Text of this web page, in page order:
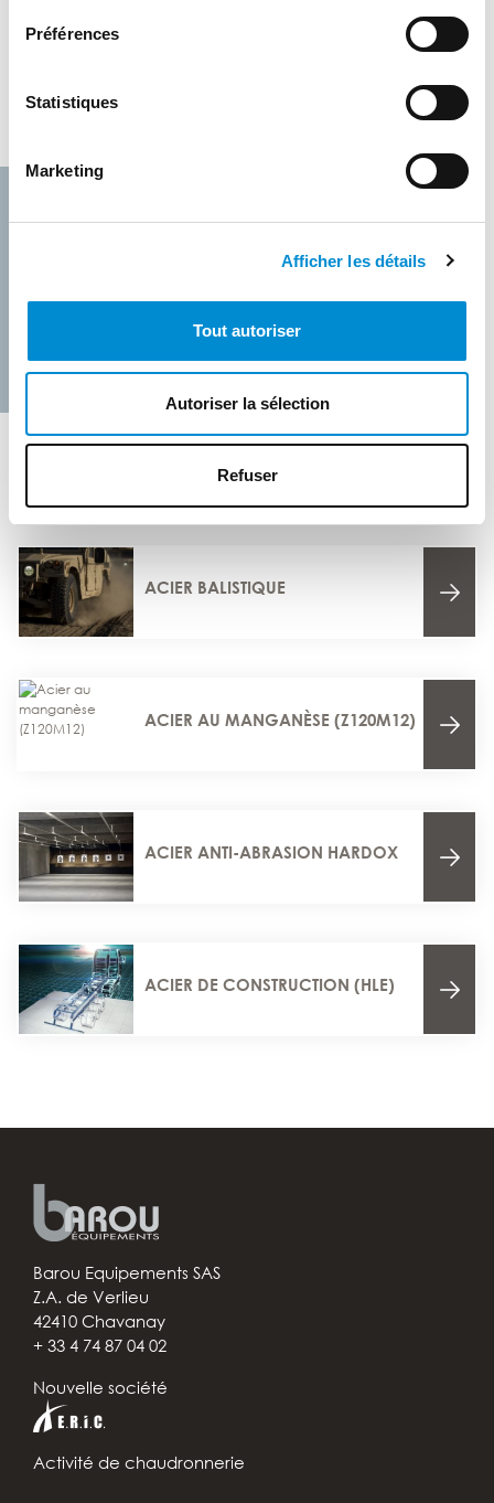
Préférences
Statistiques
Marketing
Afficher les détails
Tout autoriser
Autoriser la sélection
Refuser
Largeur maxi
Fiche produit BAR CCO61®Défense
Autres produits
ACIER BALISTIQUE
ACIER AU MANGANÈSE (Z120M12)
ACIER ANTI-ABRASION HARDOX
ACIER DE CONSTRUCTION (HLE)
Barou Equipements SAS
Z.A. de Verlieu
42410 Chavanay
+ 33 4 74 87 04 02
Nouvelle société
Activité de chaudronnerie